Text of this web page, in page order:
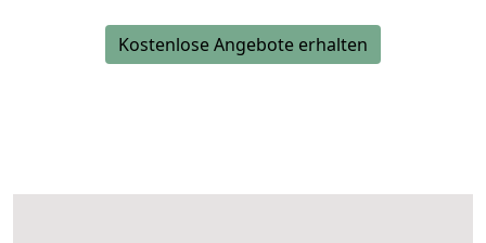
Kostenlose Angebote erhalten